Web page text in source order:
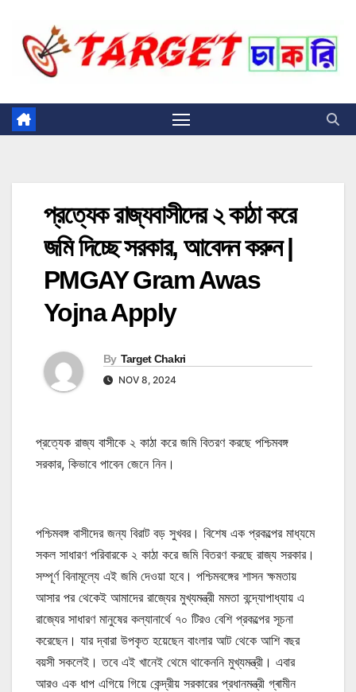
content
প্রত্যেক রাজ্যবাসীদের ২ কাঠা করে
জমি দিচ্ছে সরকার, আবেদন করুন |
PMGAY Gram Awas
Yojna Apply
By Target Chakri
NOV 8, 2024
প্রত্যেক রাজ্য বাসীকে ২ কাঠা করে জমি বিতরণ করছে পশ্চিমবঙ্গ
সরকার, কিভাবে পাবেন জেনে নিন।
পশ্চিমবঙ্গ বাসীদের জন্য বিরাট বড় সুখবর। বিশেষ এক প্রকল্পের মাধ্যমে
সকল সাধারণ পরিবারকে ২ কাঠা করে জমি বিতরণ করছে রাজ্য সরকার।
সম্পূর্ণ বিনামূল্যে এই জমি দেওয়া হবে। পশ্চিমবঙ্গের শাসন ক্ষমতায়
আসার পর থেকেই আমাদের রাজ্যের মুখ্যমন্ত্রী মমতা বন্দ্যোপাধ্যায় এ
রাজ্যের সাধারণ মানুষের কল্যানার্থে ৭০ টিরও বেশি প্রকল্পের সূচনা
করেছেন। যার দ্বারা উপকৃত হয়েছেন বাংলার আট থেকে আশি বছর
বয়সী সকলেই। তবে এই খানেই থেমে থাকেননি মুখ্যমন্ত্রী। এবার
আরও এক ধাপ এগিয়ে গিয়ে কেন্দ্রীয় সরকারের প্রধানমন্ত্রী গ্ৰামীন